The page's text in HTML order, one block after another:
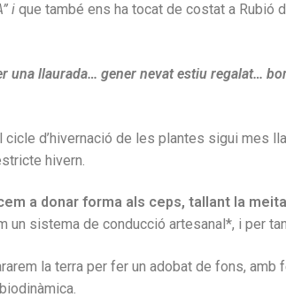
i que també ens ha tocat de costat a Rubió
llaurada… gener nevat estiu regalat…
d’hivernació de les plantes sigui mes
hivern.
a donar forma als ceps, tallant la
un sistema de conducció artesanal*, i per
la terra per fer un adobat de fons,